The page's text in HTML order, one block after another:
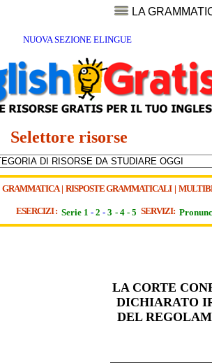
LA
NUOVA SEZIONE ELINGUE
Selettore risorse
GRAMMATICA| RISPOSTE GRAMMATICALI|
ESERCIZI : Serie 1 - 2 - 3 - 4 - 5 SERVIZI:
LA CORTE
DICHIARATO
DEL